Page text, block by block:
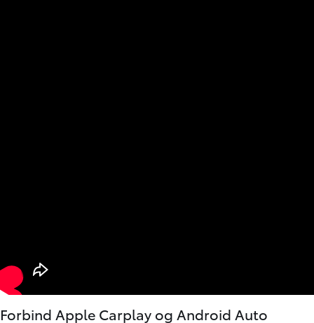
Forbind Apple Carplay og Android Auto